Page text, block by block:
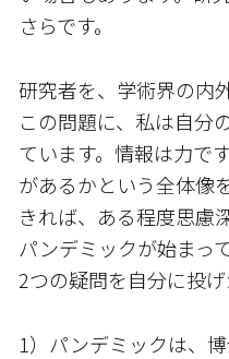
さらです。
研究者を、学術界の内
この問題に、私は自分
ています。情報は力で
があるかという全体像
きれば、ある程度思慮
パンデミックが始まっ
2つの疑問を自分に投げ
1）パンデミックは、